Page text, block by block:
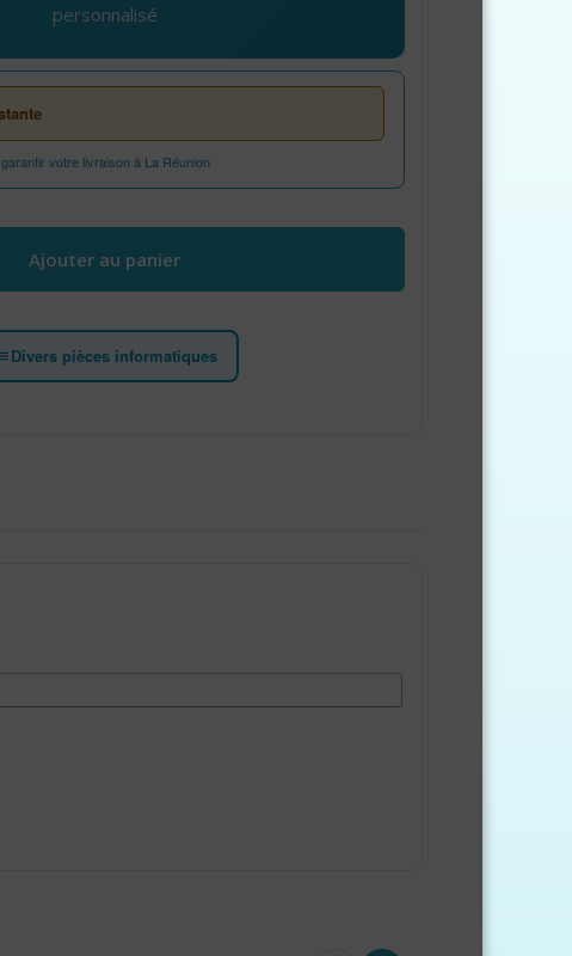
personnalisé
votre livraison à La Réunion
Ajouter au panier
Divers pièces informatiques